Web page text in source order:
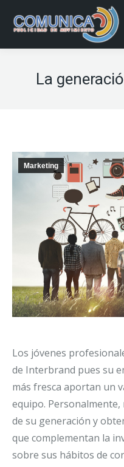
La
Marketing
Los jóvenes
de Interbrand pues su
más fresca aportan un
equipo.
de su generación y
que complementan la
sobre sus hábitos de